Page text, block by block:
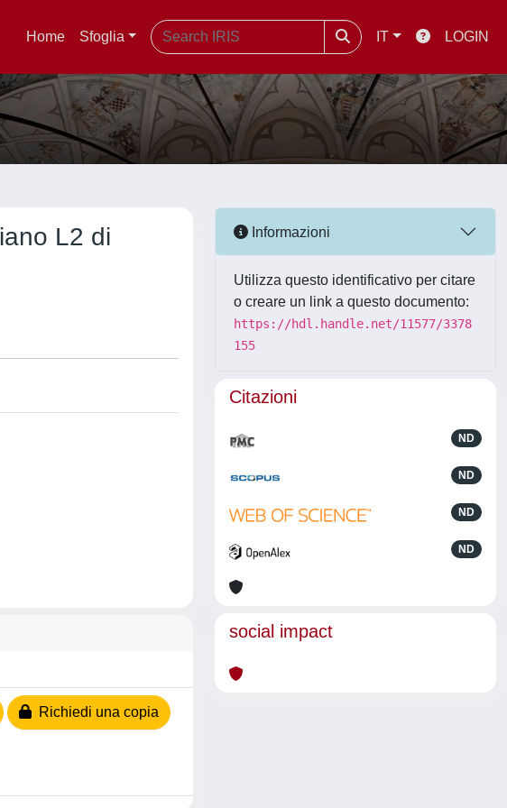
Home Sfoglia IT LOGIN
L2 di
Richiedi una copia
Informazioni
Utilizza questo identificativo per citare
o creare un link a questo documento:
https://hdl.handle.net/11577/3378
155
Citazioni
ND
ND
ND
ND
social impact